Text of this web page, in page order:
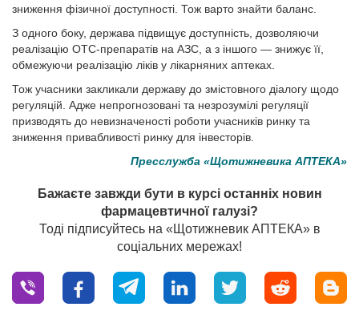
зниження фізичної доступності. Тож варто знайти баланс.
З одного боку, держава підвищує доступність, дозволяючи
реалізацію ОТС-препаратів на АЗС, а з іншого — знижує її,
обмежуючи реалізацію ліків у лікарняних аптеках.
Тож учасники закликали державу до змістовного діалогу щодо
регуляцій. Адже непрогнозовані та незрозумілі регуляції
призводять до невизначеності роботи учасників ринку та
зниження привабливості ринку для інвесторів.
Пресслужба «Щотижневика АПТЕКА»
Бажаєте завжди бути в курсі останніх новин
фармацевтичної галузі?
Тоді підписуйтесь на «Щотижневик АПТЕКА» в
соціальних мережах!